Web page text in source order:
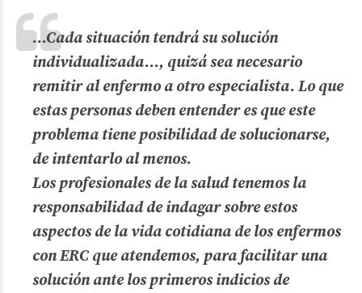
…Cada situación tendrásu solución
individualizada…, quizá sea necesario
remitir al enfermo a otroespecialista. Lo que
estas personas deben entender es que este
problema tieneposibilidad de solucionarse,
de intentarlo al menos.
Los profesionales de la saludtenemos la
responsabilidad de indagar sobre estos
aspectos de la vida cotidiana delos enfermos
con ERC que atendemos, para facilitar una
solución ante los primeros indicios de